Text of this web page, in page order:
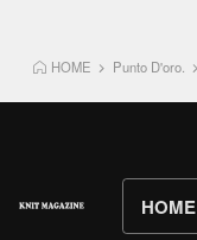
HOME Punto D'oro.
HOME